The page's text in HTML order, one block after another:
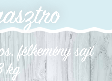
félkemény sajt
kg